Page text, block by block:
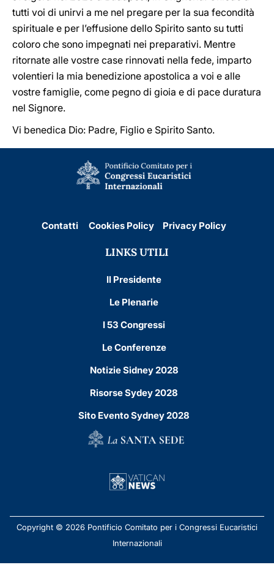
tutti voi di unirvi a me nel pregare per la sua fecondità
spirituale e per l’effusione dello Spirito santo su tutti
coloro che sono impegnati nei preparativi. Mentre
ritornate alle vostre case rinnovati nella fede, imparto
volentieri la mia benedizione apostolica a voi e alle
vostre famiglie, come pegno di gioia e di pace duratura
nel Signore.
Vi benedica Dio: Padre, Figlio e Spirito Santo.
Contatti Cookies Policy Privacy Policy
LINKS UTILI
Il Presidente
Le Plenarie
I 53 Congressi
Le Conferenze
Notizie Sidney 2028
Risorse Sydey 2028
Sito Evento Sydney 2028
Copyright © 2026 Pontificio Comitato per i Congressi Eucaristici
Internazionali